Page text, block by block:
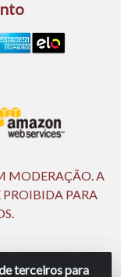
terceiros para
MODERAÇÃO. A
PROIBIDA PARA
25 - Rod BR